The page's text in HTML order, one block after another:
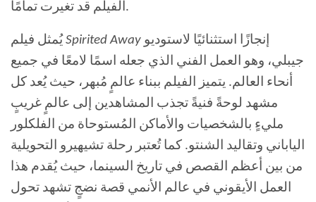
الفيلم قد تغيرت تمامًا.
يُمثل فيلمSpirited Away
جيبلي، وهو العمل الفني الذي جعله اسمًا لامعًا في جميع
أنحاء العالم. يتميز الفيلم ببناء عالمٍ مُبهر، حيث يُعد كل
مشهد لوحةً فنيةً تجذب المشاهدين إلى عالمٍ غريبٍ
مليءٍ بالشخصيات والأماكن المُستوحاة من الفلكلور
الياباني وتقاليد الشنتو. كما تُعتبر رحلة تشيهيرو التحويلية
من بين أعظم القصص في تاريخ السينما، حيث يُقدم هذا
العمل الأيقوني في عالم الأنمي قصة نضجٍ تشهد تحول